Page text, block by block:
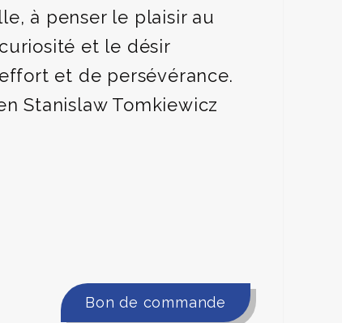
à penser le plaisir au
et le désir
et de persévérance.
Stanislaw Tomkiewicz
Bon de commande